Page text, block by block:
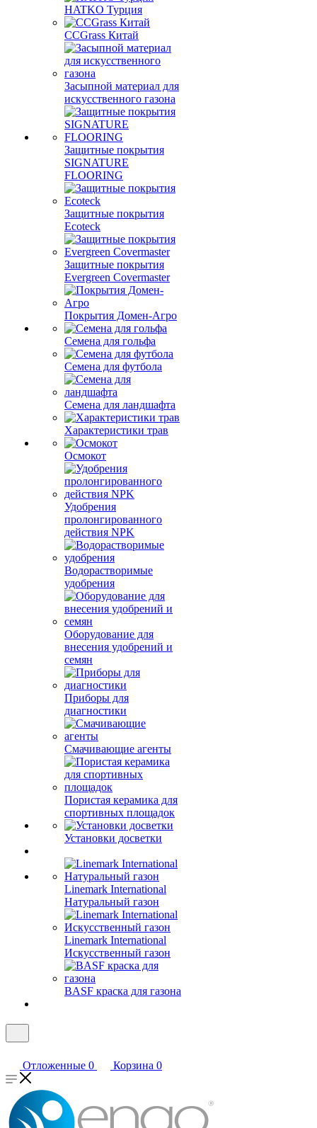
HATKO Турция
CCGrass Китай
Засыпной материал для
искусственного газона
Защитные покрытия
SIGNATURE
FLOORING
Защитные покрытия
Ecoteck
Защитные покрытия
Evergreen Covermaster
Покрытия Домен-Агро
Семена для гольфа
Семена для футбола
Семена для ландшафта
Характеристики трав
Осмокот
Удобрения
пролонгированного
действия NPK
Водорастворимые
удобрения
Оборудование для
внесения удобрений и
семян
Приборы для
диагностики
Смачивающие агенты
Пористая керамика для
спортивных площадок
Установки досветки
Linemark International
Натуральный газон
Linemark International
Искусственный газон
BASF краска для газона
Отложенные 0 Корзина 0